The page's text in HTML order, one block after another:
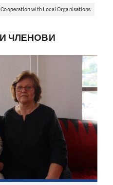
Cooperation with Local Organisations
ЧЛЕНОВИ